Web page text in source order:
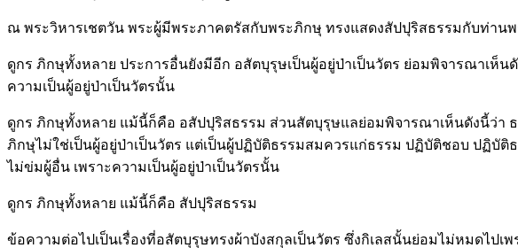
ณ พระวิหารเชตวัน พระผู้มีพระภาคตรัสกับพระภิกษุ ทรงแสดงสัปปุริสธรรมกับท่าน
ดูกร ภิกษุทั้งหลาย ประการอื่นยังมีอีก อสัตบุรุษเป็นผู้อยู่ป่าเป็นวัตร ย่อมพิจารณาเห็น
ความเป็นผู้อยู่ป่าเป็นวัตรนั้น
ดูกร ภิกษุทั้งหลาย แม้นี้ก็คือ อสัปปุริสธรรม ส่วนสัตบุรุษแลย่อมพิจารณาเห็นดังนี้ว่า
ภิกษุไม่ใช่เป็นผู้อยู่ป่าเป็นวัตร แต่เป็นผู้ปฏิบัติธรรมสมควรแก่ธรรม ปฏิบัติชอบ ปฏิบั
ไม่ข่มผู้อื่น เพราะความเป็นผู้อยู่ป่าเป็นวัตรนั้น
ดูกร ภิกษุทั้งหลาย แม้นี้ก็คือ สัปปุริสธรรม
ข้อความต่อไปเป็นเรื่องที่อสัตบุรุษทรงผ้าบังสกุลเป็นวัตร ซึ่งกิเลสนั้นย่อมไม่หมดไปเพ